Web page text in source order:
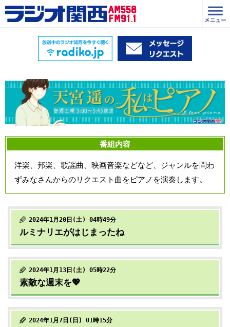
番組内容
洋楽、邦楽、歌謡曲、映画音楽などなど、ジャンルを問わ
ずみなさんからのリクエスト曲をピアノを演奏します。
2024年1月20日(土) 04時49分
ルミナリエがはじまったね
2024年1月13日(土) 05時22分
素敵な週末を💖
2024年1月7日(日) 01時15分